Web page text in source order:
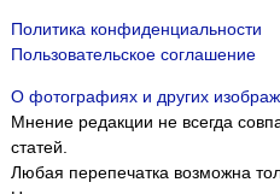
Политика конфиденциальности
Пользовательское соглашение
О фотографиях и других
Мнение редакции не всегда
статей.
Любая перепечатка возможна